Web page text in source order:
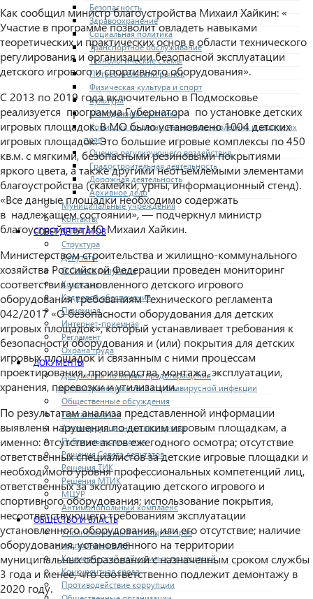
Безопасность
Здравоохранение
Социальная политика
Транспортное обслуживание
Технологические схемы
Потребительский рынок
Физическая культура и спорт
Культура
Молодежная политика
Комиссия по делам несовершеннолетних и защите их
прав
Оценка регулирующего воздействия
Градостроительная деятельность
Дорожная деятельность
Архивное дело
Муниципальные учреждения
Контакты
СОВЕТ ДЕПУТАТОВ
Структура
Депутаты
О Совете депутатов
Комиссии
Кадровое обеспечение
Приемная
Интернет-приемная
Регламент
Охрана труда
ДОКУМЕНТЫ
Документы по мерам предотвращения
распространения новой коронавирусной инфекции
Общественные обсуждения
Постановления
Антикоррупционная экспертиза
Публичные слушания
Решения Совета депутатов
Решения ТИК
Решения МТИК
МЦУР
Антимонопольный комплаенс
ОБЩЕСТВО И ВЛАСТЬ
Уполномоченный по защите прав
предпринимателей
Коммерческий найм жилых помещений
Конкурентная среда
Противодействие коррупции
Как сообщил министр благоустройства Михаил Хайкин: «
Участие в программе позволит овладеть навыками
теоретических и практических основ в области технического
регулирования и организации безопасной эксплуатации
детского игрового и спортивного оборудования».
С 2013 по 2019 года включительно в Подмосковье
реализуется программа Губернатора по установке детских
игровых площадок. В МО было установлено 1004 детских
игровых площадок. Это большие игровые комплексы по 450
кв.м. с мягкими, безопасными резиновыми покрытиями
яркого цвета, а также другими неотъемлемыми элементами
благоустройства (скамейки, урны, информационный стенд).
«Все данные площадки необходимо содержать
в надлежащем состоянии», — подчеркнул министр
благоустройства МО Михаил Хайкин.
Министерством строительства и жилищно-коммунального
хозяйства Российской Федерации проведен мониторинг
соответствия установленного детского игрового
оборудования требованиям Технического регламента
042/2017 «О безопасности оборудования для детских
игровых площадок», который устанавливает требования к
безопасности оборудования и (или) покрытия для детских
игровых площадок и связанным с ними процессам
проектирования, производства, монтажа, эксплуатации,
хранения, перевозки и утилизации.
По результатам анализа представленной информации
выявлены нарушения по детским игровым площадкам, а
именно: отсутствие актов ежегодного осмотра; отсутствие
ответственных специалистов за детские игровые площадки и
необходимого уровня профессиональных компетенций лиц,
ответственных за эксплуатацию детского игрового и
спортивного оборудования; использование покрытия,
несоответствующего требованиям эксплуатации
установленного оборудования, или его отсутствие; наличие
оборудования, установленного на территории
муниципальных образований с назначенным сроком службы
3 года и менее, что соответственно подлежит демонтажу в
2020 году.